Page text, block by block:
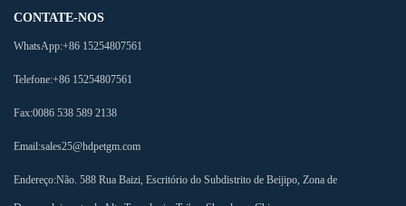
CONTATE-NOS
WhatsApp:+86 15254807561
Telefone:+86 15254807561
Fax:0086 538 589 2138
Email:sales25@hdpetgm.com
Endereço:Não. 588 Rua Baizi, Escritório do Subdistrito de Beijipo, Zona de